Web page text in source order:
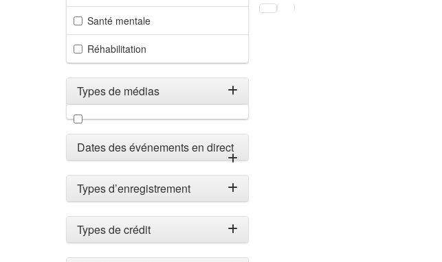
Santé mentale
Réhabilitation
Types de médias
Filtrer par types de médias
Dates des événements en direct
Types d’enregistrement
Types de crédit